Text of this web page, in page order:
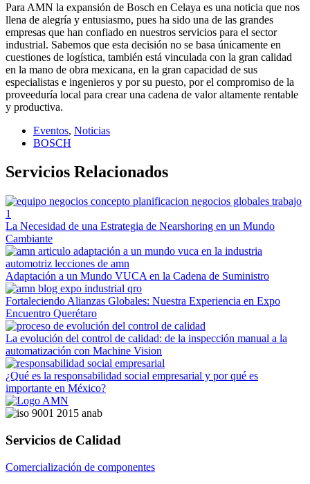
Para AMN la expansión de Bosch en Celaya es una noticia que nos
llena de alegría y entusiasmo, pues ha sido una de las grandes
empresas que han confiado en nuestros servicios para el sector
industrial. Sabemos que esta decisión no se basa únicamente en
cuestiones de logística, también está vinculada con la gran calidad
en la mano de obra mexicana, en la gran capacidad de sus
especialistas e ingenieros y por su puesto, por el compromiso de la
proveeduría local para crear una cadena de valor altamente rentable
y productiva.
Eventos, Noticias
BOSCH
Servicios Relacionados
La Necesidad de una Estrategia de Nearshoring en un Mundo
Cambiante
Adaptación a un Mundo VUCA en la Cadena de Suministro
Fortaleciendo Alianzas Globales: Nuestra Experiencia en Expo
Encuentro Querétaro
La evolución del control de calidad: de la inspección manual a la
automatización con Machine Vision
¿Qué es la responsabilidad social empresarial y por qué es
importante en México?
Servicios de Calidad
Comercialización de componentes